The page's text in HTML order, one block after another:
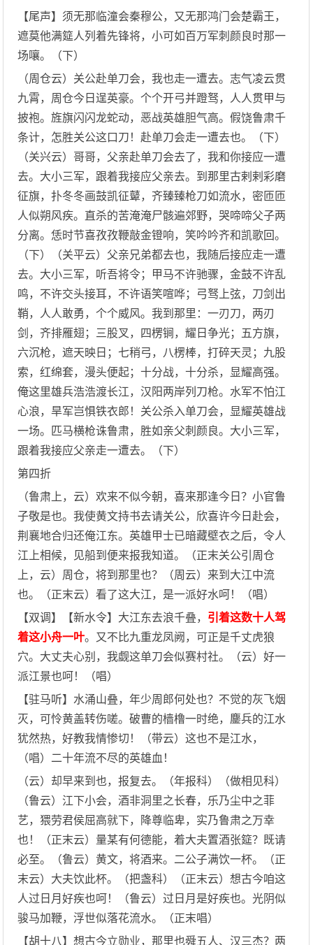
【尾声】须无那临潼会秦穆公，又无那鸿门会楚霸王，
遮莫他满筵人列着先锋将，小可如百万军刺颜良时那一
场嚷。（下）
（周仓云）关公赴单刀会，我也走一遭去。志气凌云贯
九霄，周仓今日逞英豪。个个开弓并蹬驽，人人贯甲与
披袍。旌旗闪闪龙蛇动，恶战英雄胆气高。假饶鲁肃千
条计，怎胜关公这口刀！赴单刀会走一遭去也。（下）
（关兴云）哥哥，父亲赴单刀会去了，我和你接应一遭
去。大小三军，跟着我接应父亲去。到那里古剌剌彩磨
征旗，扑冬冬画鼓凯征鼙，齐臻臻枪刀如流水，密匝匝
人似朔风疾。直杀的苦淹淹尸骸遍郊野，哭啼啼父子两
分离。恁时节喜孜孜鞭敲金镫响，笑吟吟齐和凯歌回。
（下）（关平云）父亲兄弟都去也，我随后接应走一遭
去。大小三军，听吾将令；甲马不许驰骤，金鼓不许乱
鸣，不许交头接耳，不许语笑喧哗；弓驽上弦，刀剑出
鞘，人人敢勇，个个威风。我到那里：一刃刀，两刃
剑，齐排雁翅；三股叉，四楞锏，耀日争光；五方旗，
六沉枪，遮天映日；七稍弓，八楞棒，打碎天灵；九股
索，红绵套，漫头便起；十分战，十分杀，显耀高强。
俺这里雄兵浩浩渡长江，汉阳两岸列刀枪。水军不怕江
心浪，旱军岂惧铁衣郎！关公杀入单刀会，显耀英雄战
一场。匹马横枪诛鲁肃，胜如亲父刺颜良。大小三军，
跟着我接应父亲走一遭去。（下）
第四折
（鲁肃上，云）欢来不似今朝，喜来那逢今日？小官鲁
子敬是也。我使黄文持书去请关公，欣喜许今日赴会，
荆襄地合归还俺江东。英雄甲士已暗藏壁衣之后，令人
江上相候，见船到便来报我知道。（正末关公引周仓
上，云）周仓，将到那里也？（周云）来到大江中流
也。（正末云）看了这大江，是一派好水呵！（唱）
【双调】【新水令】大江东去浪千叠， 引着这数十人驾
着这小舟一叶。又不比九重龙凤阙，可正是千丈虎狼
穴。大丈夫心别，我觑这单刀会似赛村社。（云）好一
派江景也呵！（唱）
【驻马听】水涌山叠，年少周郎何处也？不觉的灰飞烟
灭，可怜黄盖转伤嗟。破曹的樯橹一时绝，鏖兵的江水
犹然热，好教我情惨切！（带云）这也不是江水，
（唱）二十年流不尽的英雄血！
（云）却早来到也，报复去。（年报科）（做相见科）
（鲁云）江下小会，酒非洞里之长春，乐乃尘中之菲
艺，猥劳君侯屈高就下，降尊临卑，实乃鲁肃之万幸
也！（正末云）量某有何德能，着大夫置酒张筵？既请
必至。（鲁云）黄文，将酒来。二公子满饮一杯。（正
末云）大夫饮此杯。（把盏科）（正末云）想古今咱这
人过日月好疾也呵！（鲁云）过日月是好疾也。光阴似
骏马加鞭，浮世似落花流水。（正末唱）
【胡十八】想古今立勋业，那里也舜五人、汉三杰？两